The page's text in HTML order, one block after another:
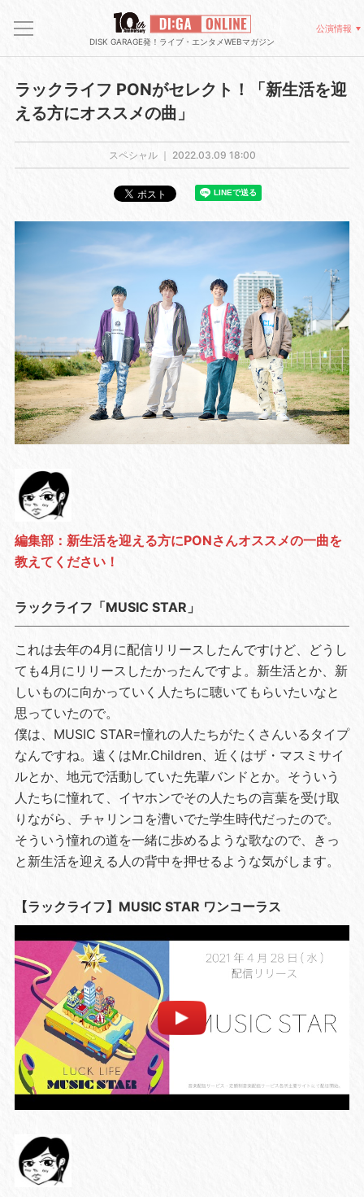
DISK GARAGE発！ライブ・エンタメWEBマガジン
公演情報
ラックライフ PONがセレクト！「新生活を迎
える方にオススメの曲」
スペシャル ｜ 2022.03.09 18:00
編集部：新生活を迎える方にPONさんオススメの一曲を
教えてください！
ラックライフ「MUSIC STAR」
これは去年の4月に配信リリースしたんですけど、どうし
ても4月にリリースしたかったんですよ。新生活とか、新
しいものに向かっていく人たちに聴いてもらいたいなと
思っていたので。
僕は、MUSIC STAR=憧れの人たちがたくさんいるタイプ
なんですね。遠くはMr.Children、近くはザ・マスミサイ
ルとか、地元で活動していた先輩バンドとか。そういう
人たちに憧れて、イヤホンでその人たちの言葉を受け取
りながら、チャリンコを漕いでた学生時代だったので。
そういう憧れの道を一緒に歩めるような歌なので、きっ
と新生活を迎える人の背中を押せるような気がします。
【ラックライフ】MUSIC STAR ワンコーラス